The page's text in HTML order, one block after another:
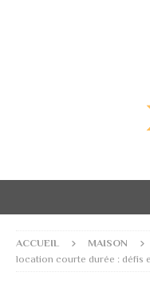
ACCUEIL MAISON
location courte durée : défis